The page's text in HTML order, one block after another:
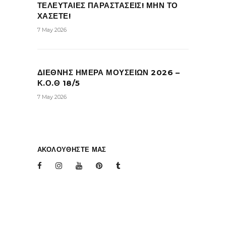
ΤΕΛΕΥΤΑΙΕΣ ΠΑΡΑΣΤΑΣΕΙΣ! ΜΗΝ ΤΟ
ΧΑΣΕΤΕ!
7 May 2026
ΔΙΕΘΝΗΣ ΗΜΕΡΑ ΜΟΥΣΕΙΩΝ 2026 –
Κ.Ο.Θ 18/5
7 May 2026
ΑΚΟΛΟΥΘΗΣΤΕ ΜΑΣ